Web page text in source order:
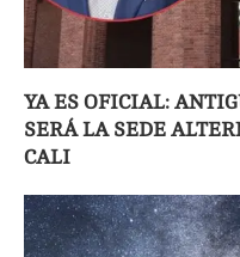
YA ES OFICIAL:
SERÁ LA SEDE
CALI